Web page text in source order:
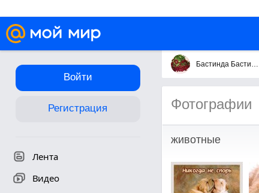
Войти
Регистрация
Лента
Видео
Бастинда Бастинда
Фотографии
животные